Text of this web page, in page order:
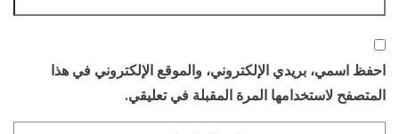
احفظ اسمي، بريدي الإلكتروني، والموقع الإلكتروني في هذا
المتصفح لاستخدامها المرة المقبلة في تعليقي.